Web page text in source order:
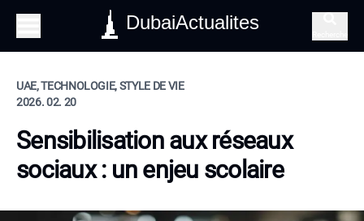
DubaiActualites
UAE, TECHNOLOGIE, STYLE DE VIE
2026. 02. 20
Sensibilisation aux réseaux
sociaux : un enjeu scolaire